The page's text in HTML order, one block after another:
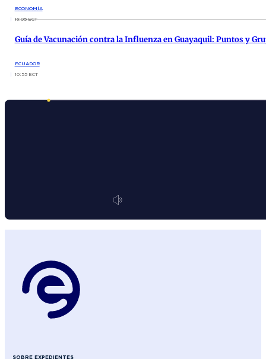
ECONOMÍA
16:05 ECT
Guía de Vacunación contra la Influenza en Guayaquil: Puntos y
ECUADOR
10:55 ECT
SOBRE EXPEDIENTES